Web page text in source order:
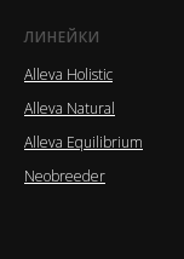
ЛИНЕЙКИ
Alleva Holistic
Alleva Natural
Alleva Equilibrium
Neobreeder